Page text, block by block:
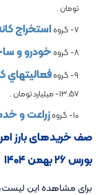
تومان .
7- گروه
استخراج
8- گروه
خودرو و
9- گروه
-13.57میلیارد تومان .
10- گروه
زراعت و
صف خریدهای بارز
بورس ۲۶ بهمن ۱۴۰۴
برای مشاهده این